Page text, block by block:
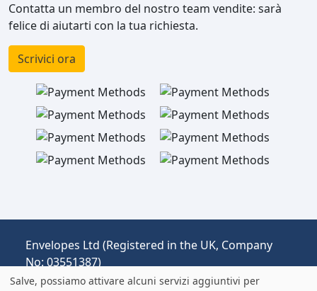
Contatta un membro del nostro team vendite: sarà
felice di aiutarti con la tua richiesta.
Scrivici ora
Envelopes Ltd (Registered in the UK, Company
No: 03551387)
Operante come envelopespackaging.it |
Salve, possiamo attivare alcuni servizi aggiuntivi per